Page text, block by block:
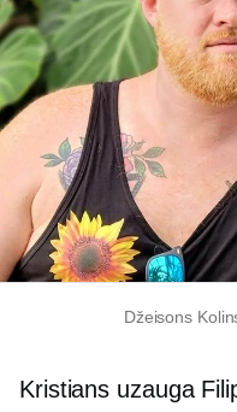
Džeisons
Kristians uzauga